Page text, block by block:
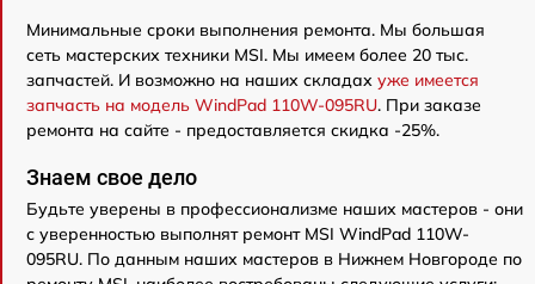
Минимальные сроки выполнения ремонта. Мы большая
сеть мастерских техники MSI. Мы имеем более 20 тыс.
запчастей. И возможно на наших складах уже имеется
запчасть на модель WindPad 110W-095RU. При заказе
ремонта на сайте - предоставляется скидка -25%.
Знаем свое дело
Будьте уверены в профессионализме наших мастеров - они
с уверенностью выполнят ремонт MSI WindPad 110W-
095RU. По данным наших мастеров в Нижнем Новгороде по